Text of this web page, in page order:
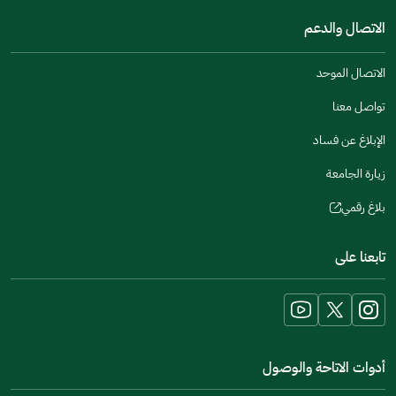
new
window)
window)
الاتصال والدعم
الاتصال الموحد
تواصل معنا
الإبلاغ عن فساد
زيارة الجامعة
بلاغ رقمي
(opens
new
window)
تابعنا على
أدوات الاتاحة والوصول